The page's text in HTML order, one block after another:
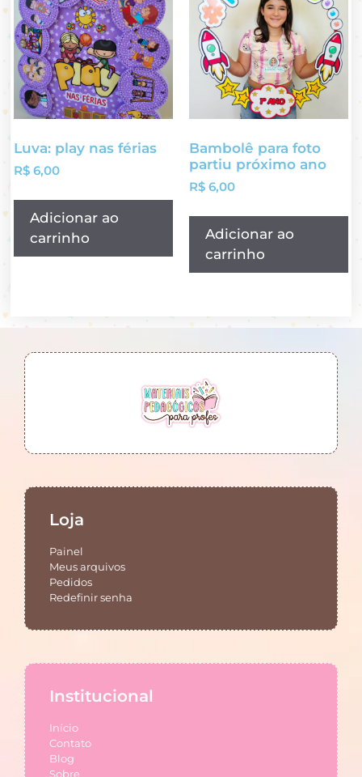
Luva: play nas férias
R$ 6,00
Adicionar ao
carrinho
Bambolê para foto
partiu próximo ano
R$ 6,00
Adicionar ao
carrinho
Loja
Painel
Meus arquivos
Pedidos
Redefinir senha
Institucional
Início
Contato
Blog
Sobre